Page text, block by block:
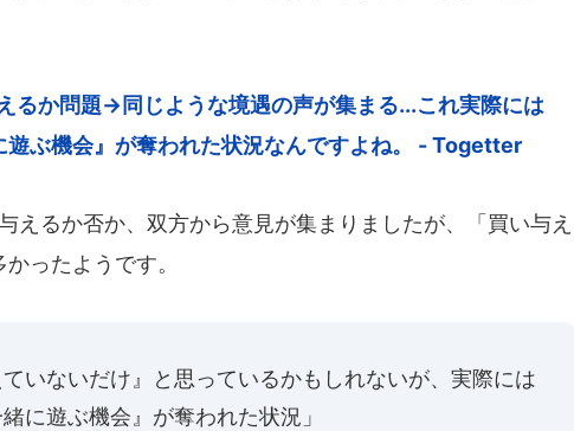
るか問題→同じような境遇の声が集まる...これ実際には
遊ぶ機会』が奪われた状況なんですよね。 - Togetter
えるか否か、双方から意見が集まりましたが、「買い与え
ったようです。
ていないだけ』と思っているかもしれないが、実際には
に遊ぶ機会』が奪われた状況」